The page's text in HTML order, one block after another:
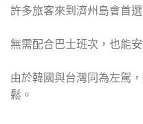
許多旅客來到濟州島會首選
無需配合巴士班次，也能
由於韓國與台灣同為左駕
鬆。